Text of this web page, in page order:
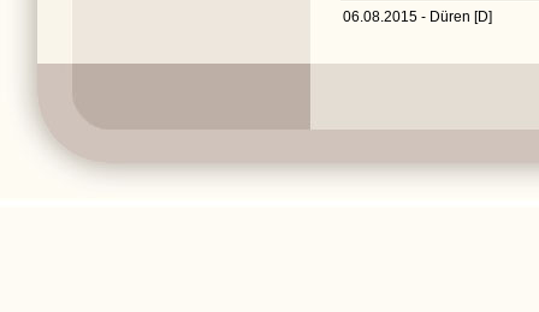
06.08.2015 - Düren [D]